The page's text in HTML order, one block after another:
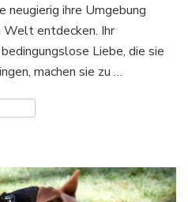
neugierig ihre Umgebung
Welt entdecken. Ihr
Liebe, die sie
machen sie zu …